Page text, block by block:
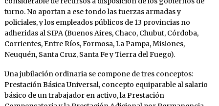
turno. No aportan a ese fondo las fuerzas armadas y
policiales, y los empleados públicos de 13 provincias no
adheridas al SIPA (Buenos Aires, Chaco, Chubut, Córdoba,
Corrientes, Entre Ríos, Formosa, La Pampa, Misiones,
Neuquén, Santa Cruz, Santa Fe y Tierra del Fuego).
Una jubilación ordinaria se compone de tres conceptos:
Prestación Básica Universal, concepto equiparable al salario
básico de un trabajador en activo, la Prestación